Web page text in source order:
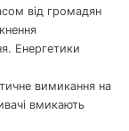
від громадян
Енергетики
вимикання на
вмикають